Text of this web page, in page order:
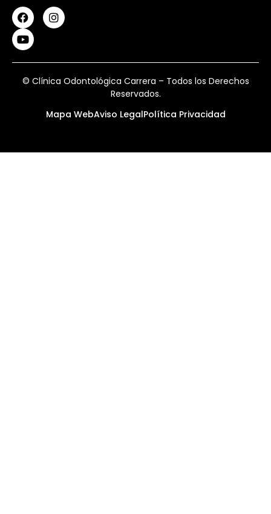
© Clínica Odontológica Carrera – Todos los Derechos
Reservados.
Mapa WebAviso LegalPolítica Privacidad